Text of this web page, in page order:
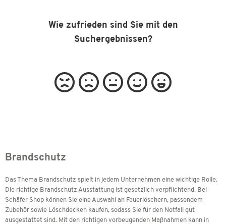
Wie zufrieden sind Sie mit den
Suchergebnissen?
Brandschutz
Das Thema Brandschutz spielt in jedem Unternehmen eine wichtige Rolle.
Die richtige Brandschutz Ausstattung ist gesetzlich verpflichtend. Bei
Schäfer Shop können Sie eine Auswahl an Feuerlöschern, passendem
Zubehör sowie Löschdecken kaufen, sodass Sie für den Notfall gut
ausgestattet sind. Mit den richtigen vorbeugenden Maßnahmen kann in